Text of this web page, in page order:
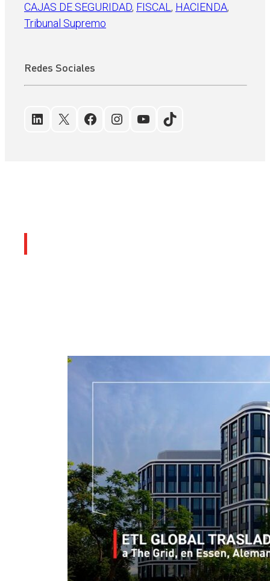
CAJAS DE SEGURIDAD, FISCAL , HACIENDA
Tribunal Supremo
Redes Sociales
LinkedIn
X Facebook
Instagram
YouTube
TikTok